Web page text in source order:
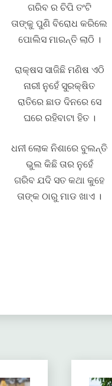
ଗରିବ ର ଚିପି ତଂଟି
ତାଙ୍କୁ ପୁଣି ବିରୋଧ କରିଲେ
ପୋଲିସ ମାରନ୍ତି ଲାଠି ।
ରାକ୍ଷସ ସାଜିଛି ମଣିଷ ଏଠି
ନାରୀ ନୁହେଁ ସୁରକ୍ଷିତ
ରାତିରେ ଛାଡ ଦିନରେ ସେ
ଘରେ ରହିବାଟା ହିତ ।
ଧନୀ ଲୋକ ନିଶାରେ ବୁଲନ୍ତି
ଭୁଲ କିଛି ତାର ନୁହେଁ
ଗରିବ ଯଦି ସତ କଥା କୁହେ
ତାଙ୍କ ଠାରୁ ମାଡ ଖାଏ ।